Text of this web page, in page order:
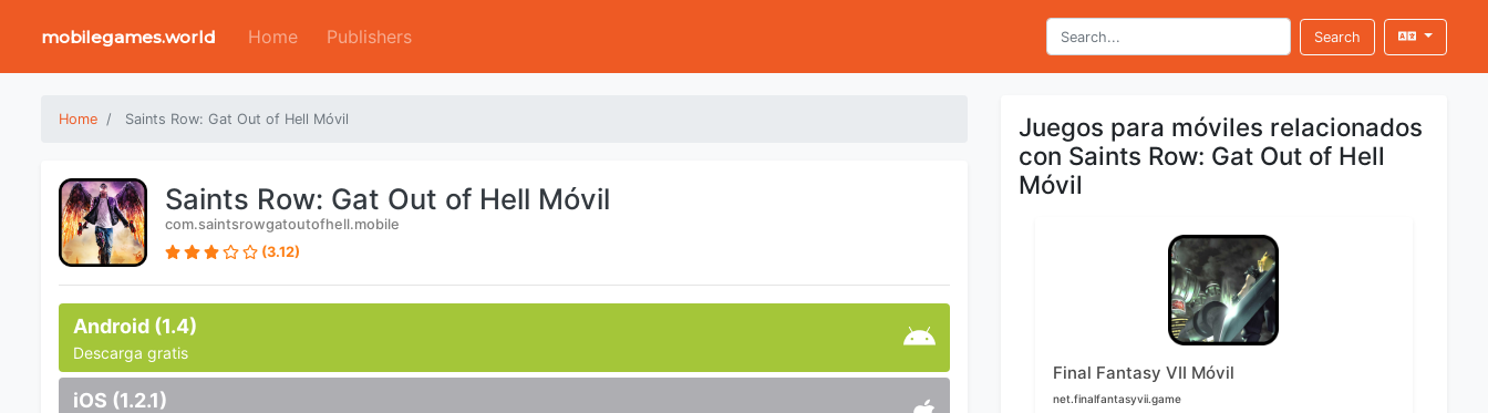
mobilegames.world Home Publishers Search
Home Saints Row: Gat Out of Hell Móvil
Saints Row: Gat Out of Hell Móvil
com.saintsrowgatoutofhell.mobile
(3.12)
Android (1.4)
Descarga gratis
iOS (1.2.1)
Juegos para móviles relacionados
con Saints Row: Gat Out of Hell
Móvil
Final Fantasy VII Móvil
net.finalfantasyvii.game